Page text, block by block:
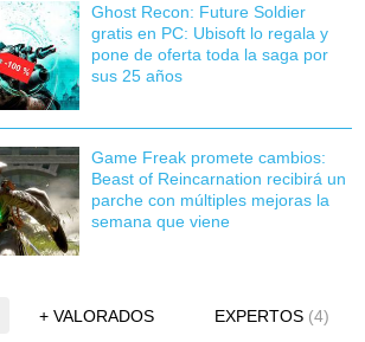
Ghost Recon: Future Soldier
gratis en PC: Ubisoft lo regala y
pone de oferta toda la saga por
sus 25 años
Game Freak promete cambios:
Beast of Reincarnation recibirá un
parche con múltiples mejoras la
semana que viene
+ VALORADOS EXPERTOS (4)